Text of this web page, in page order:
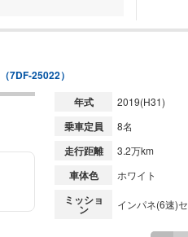
（7DF-25022）
年式 2019(H31)
乗車定員 8名
走行距離 3.2万km
車体色 ホワイト
ミッショ
ン インパネ(6速)